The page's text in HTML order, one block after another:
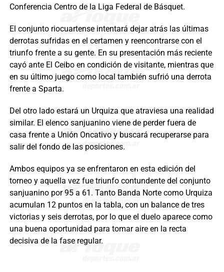
Conferencia Centro de la Liga Federal de Básquet.
El conjunto riocuartense intentará dejar atrás las últimas
derrotas sufridas en el certamen y reencontrarse con el
triunfo frente a su gente. En su presentación más reciente
cayó ante El Ceibo en condición de visitante, mientras que
en su último juego como local también sufrió una derrota
frente a Sparta.
Del otro lado estará un Urquiza que atraviesa una realidad
similar. El elenco sanjuanino viene de perder fuera de
casa frente a Unión Oncativo y buscará recuperarse para
salir del fondo de las posiciones.
Ambos equipos ya se enfrentaron en esta edición del
torneo y aquella vez fue triunfo contundente del conjunto
sanjuanino por 95 a 61. Tanto Banda Norte como Urquiza
acumulan 12 puntos en la tabla, con un balance de tres
victorias y seis derrotas, por lo que el duelo aparece como
una buena oportunidad para tomar aire en la recta
decisiva de la fase regular.